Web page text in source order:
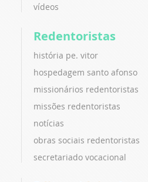
vídeos
Redentoristas
história pe. vitor
hospedagem santo afonso
missionários redentoristas
missões redentoristas
notícias
obras sociais redentoristas
secretariado vocacional